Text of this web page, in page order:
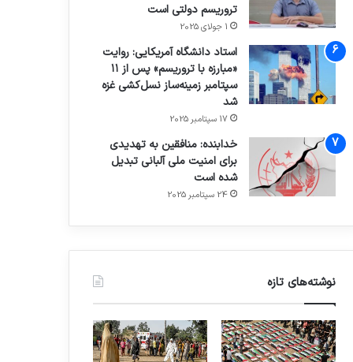
تروریسم دولتی است
1 جولای 2025
استاد دانشگاه آمریکایی: روایت
«مبارزه با تروریسم» پس از ۱۱
سپتامبر زمینه‌ساز نسل‌کشی غزه
شد
17 سپتامبر 2025
خدابنده: منافقین به تهدیدی
برای امنیت ملی آلبانی تبدیل
شده است
24 سپتامبر 2025
نوشته‌های تازه